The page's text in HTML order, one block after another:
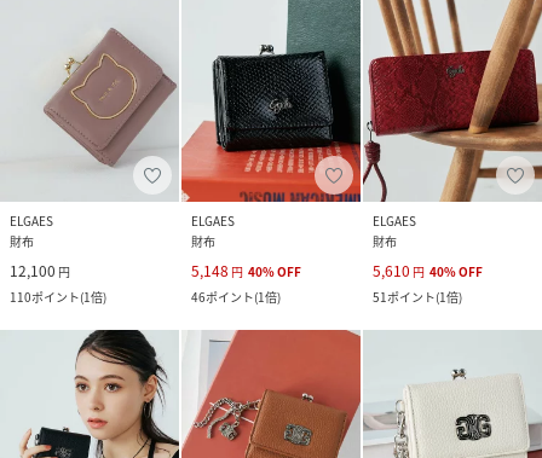
ELGAES
財布
12,100 円
110ポイント(1倍)
ELGAES
財布
5,148 円 40%OFF
46ポイント(1倍)
ELGAES
財布
5,610 円 40%OFF
51ポイント(1倍)